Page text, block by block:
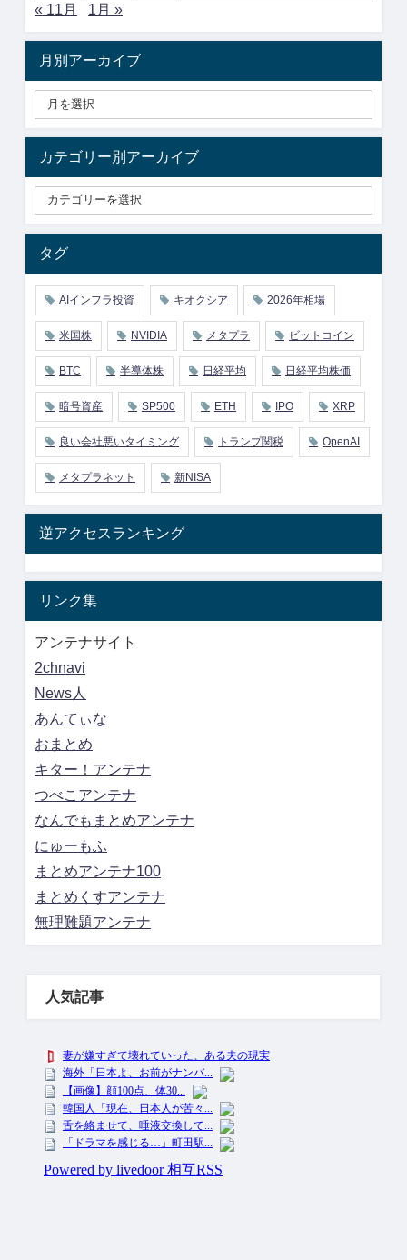
« 11月
1月 »
月別アーカイブ
カテゴリー別アーカイブ
タグ
AIインフラ投資 キオクシア 2026年相場
米国株 NVIDIA メタプラ ビットコイン
BTC 半導体株 日経平均 日経平均株価
暗号資産 SP500 ETH IPO XRP
良い会社悪いタイミング トランプ関税 OpenAI
メタプラネット 新NISA
逆アクセスランキング
リンク集
アンテナサイト
2chnavi
News人
あんてぃな
おまとめ
キター！アンテナ
つべこアンテナ
なんでもまとめアンテナ
にゅーもふ
まとめアンテナ100
まとめくすアンテナ
無理難題アンテナ
人気記事